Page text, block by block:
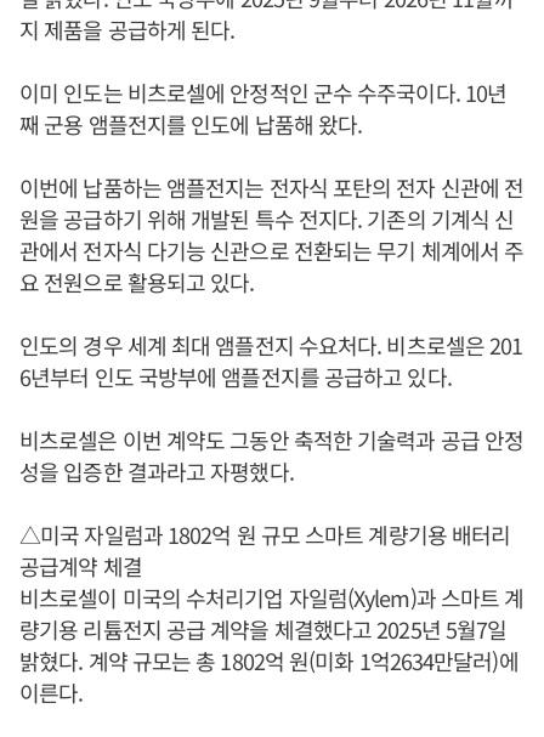
지 제품을 공급하게 된다.
이미 인도는 비츠로셀에 안정적인 군수 수주국이다. 10년
째 군용 앰플전지를 인도에 납품해 왔다.
이번에 납품하는 앰플전지는 전자식 포탄의 전자 신관에 전
원을 공급하기 위해 개발된 특수 전지다. 기존의 기계식 신
관에서 전자식 다기능 신관으로 전환되는 무기 체계에서 주
요 전원으로 활용되고 있다.
인도의 경우 세계 최대 앰플전지 수요처다. 비츠로셀은 201
6년부터 인도 국방부에 앰플전지를 공급하고 있다.
비츠로셀은 이번 계약도 그동안 축적한 기술력과 공급 안정
성을 입증한 결과라고 자평했다.
△미국 자일럼과 1802억 원 규모 스마트 계량기용 배터리
공급계약 체결
비츠로셀이 미국의 수처리기업 자일럼(Xylem)과 스마트 계
량기용 리튬전지 공급 계약을 체결했다고 2025년 5월7일
밝혔다. 계약 규모는 총 1802억 원(미화 1억2634만달러)에
이른다.